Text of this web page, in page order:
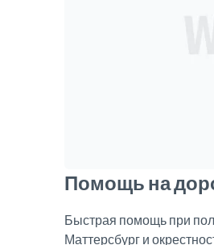
Помощь на
Быстрая помощь при
Маттерсбург и